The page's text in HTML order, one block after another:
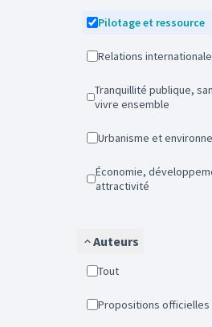
Pilotage et ressource
Relations
Tranquillité publique, santé et
vivre ensemble
Urbanisme et
Économie, développement et
attractivité
Auteurs
Tout
Propositions officielles